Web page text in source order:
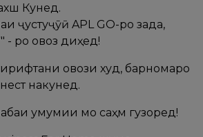
Кунед.
ҷустуҷӯӣ APL GO-ро зада,
- ро овоз диҳед!
овози худ, барномаро
накунед.
умумии мо саҳм гузоред!